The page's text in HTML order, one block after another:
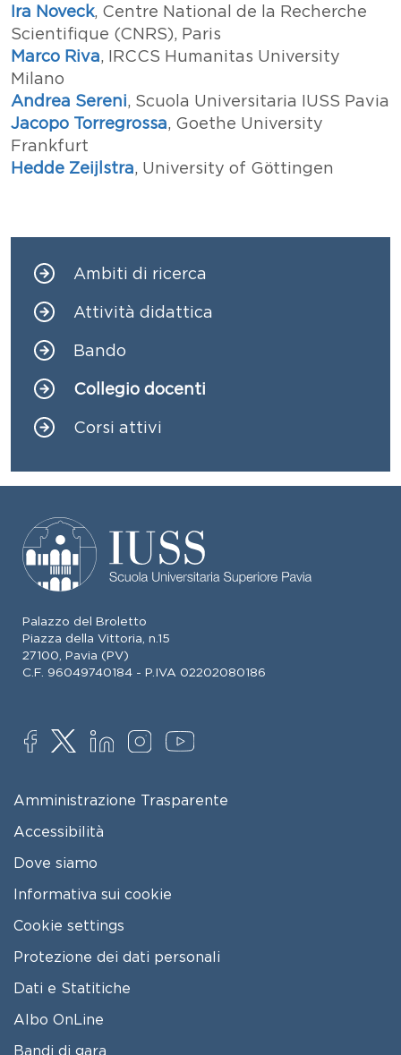
Ira Noveck, Centre National de la Recherche
Scientifique (CNRS), Paris
Marco Riva, IRCCS Humanitas University
Milano
Andrea Sereni, Scuola Universitaria IUSS Pavia
Jacopo Torregrossa, Goethe University
Frankfurt
Hedde Zeijlstra, University of Gӧttingen
Navigazione principale
Ambiti di ricerca
Attività didattica
Bando
Collegio docenti
Corsi attivi
Palazzo del Broletto
Piazza della Vittoria, n.15
27100, Pavia (PV)
C.F. 96049740184 - P.IVA 02202080186
SOCIAL
FOOTER MENU
Amministrazione Trasparente
Accessibilità
Dove siamo
Informativa sui cookie
Cookie settings
Protezione dei dati personali
Dati e Statitiche
FOOTER 2
Albo OnLine
Bandi di gara